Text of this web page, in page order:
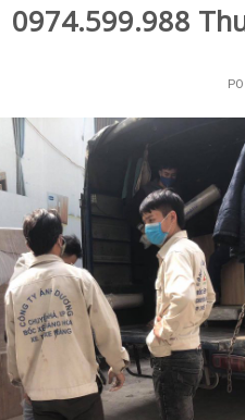
0974.599.988